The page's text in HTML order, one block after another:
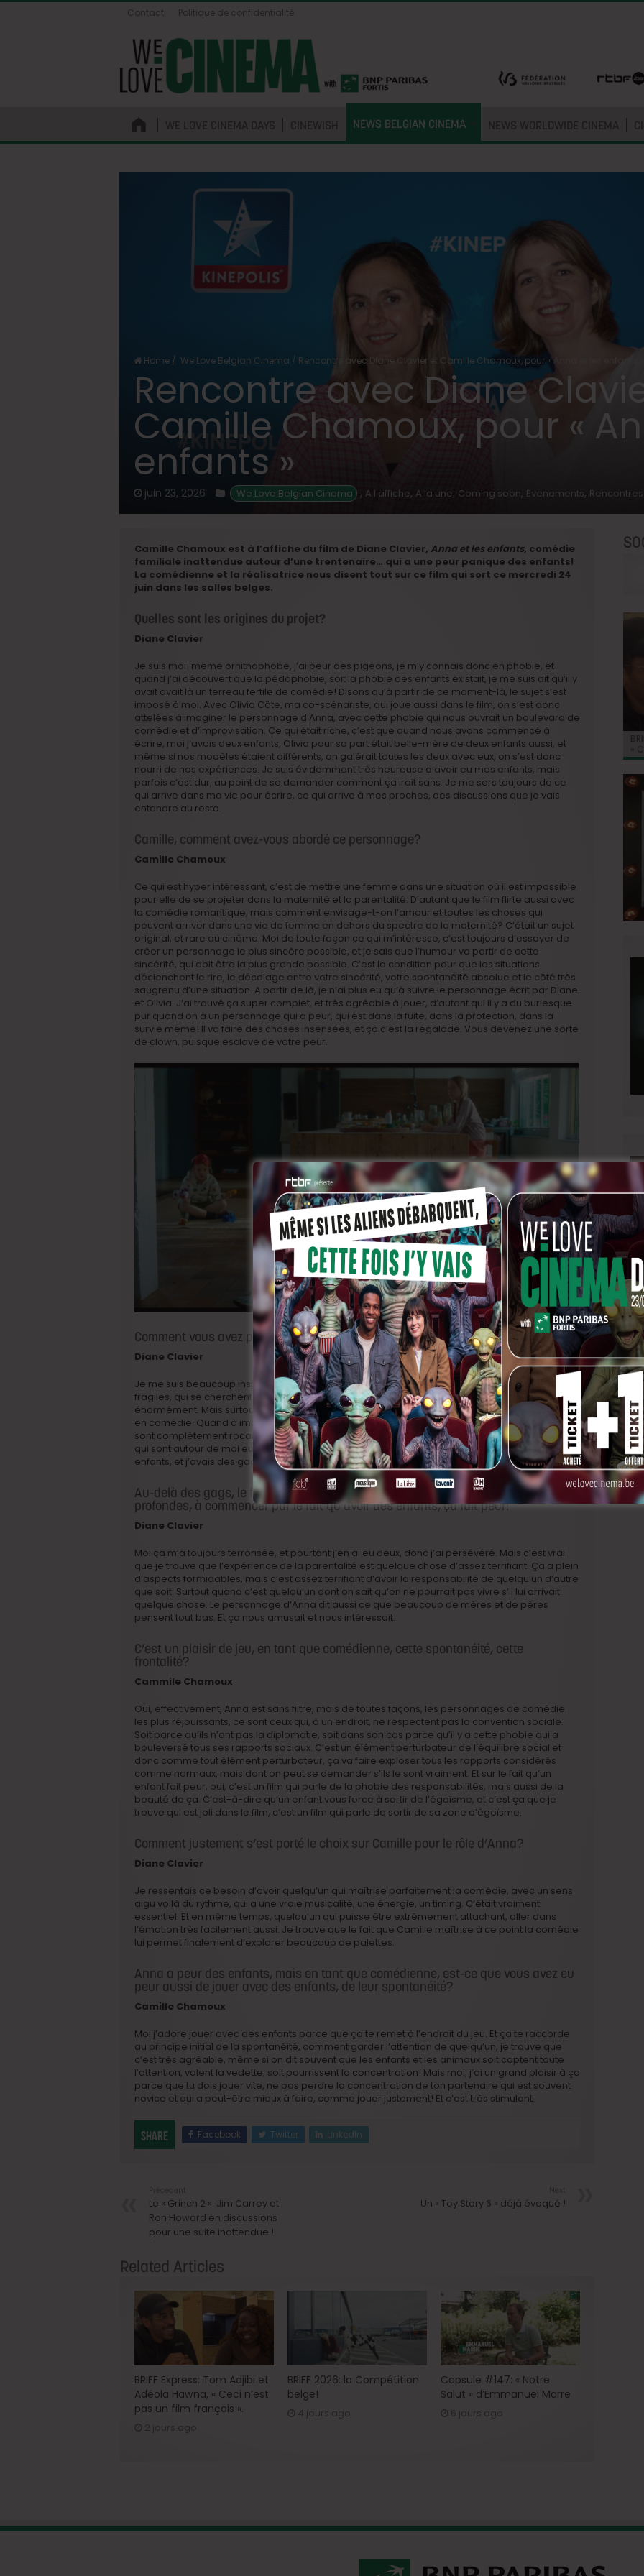
Contact Politique de confidentialité
WE LOVE CINEMA DAYS CINEWISH NEWS BELGIAN CINEMA NEWS WORLDWIDE CINEMA
Home / We Love Belgian Cinema / Rencontre avec Diane Clavier et Camille Chamoux, pour « Anna et les enfants »
Rencontre avec Diane
Camille Chamoux, pour «
enfants »
juin 23, 2026 We Love Belgian Cinema , A l'affiche, A la une, Coming soon, Evenements, Rencontres
Camille Chamoux est à l’affiche du film de Diane Clavier, Anna et les enfants, comédie
familiale inattendue autour d’une trentenaire… qui a une peur panique des enfants!
La comédienne et la réalisatrice nous disent tout sur ce film qui sort ce mercredi 24
juin dans les salles belges.
Quelles sont les origines du projet?
Diane Clavier
Je suis moi-même ornithophobe, j’ai peur des pigeons, je m’y connais donc en phobie, et
quand j’ai découvert que la pédophobie, soit la phobie des enfants existait, je me suis dit qu’il y
avait avait là un terreau fertile de comédie! Disons qu’à partir de ce moment-là, le sujet s’est
imposé à moi. Avec Olivia Côte, ma co-scénariste, qui joue aussi dans le film, on s’est donc
attelées à imaginer le personnage d’Anna, avec cette phobie qui nous ouvrait un boulevard de
comédie et d’improvisation. Ce qui était riche, c’est que quand nous avons commencé à
écrire, moi j’avais deux enfants, Olivia pour sa part était belle-mère de deux enfants aussi, et
même si nos modèles étaient différents, on galérait toutes les deux avec eux, on s’est donc
nourri de nos expériences. Je suis évidemment très heureuse d’avoir eu mes enfants, mais
parfois c’est dur, au point de se demander comment ça irait sans. Je me sers toujours de ce
qui arrive dans ma vie pour écrire, ce qui arrive à mes proches, des discussions que je vais
entendre au resto.
Camille, comment avez-vous abordé ce personnage?
Camille Chamoux
Ce qui est hyper intéressant, c’est de mettre une femme dans une situation où il est impossible
pour elle de se projeter dans la maternité et la parentalité. D’autant que le film flirte aussi avec
la comédie romantique, mais comment envisage-t-on l’amour et toutes les choses qui
peuvent arriver dans une vie de femme en dehors du spectre de la maternité? C’était un sujet
original, et rare au cinéma. Moi de toute façon ce qui m’intéresse, c’est toujours d’essayer de
créer un personnage le plus sincère possible, et je sais que l’humour va partir de cette
sincérité, qui doit être la plus grande possible. C’est la condition pour que les situations
déclenchent le rire, le décalage entre votre sincérité, votre spontanéité absolue et le côté très
saugrenu d’une situation. A partir de là, je n’ai plus eu qu’à suivre le personnage écrit par Diane
et Olivia. J’ai trouvé ça super complet, et très agréable à jouer, d’autant qui il y a du burlesque
pur quand on a un personnage qui a peur, qui est dans la fuite, dans la protection, dans la
survie même! Il va faire des choses insensées, et ça c’est la régalade. Vous devenez une sorte
de clown, puisque esclave de votre peur.
Comment vous avez pensé les outils de la comédie?
Diane Clavier
Je me suis beaucoup inspirée de films centrés autour de femmes un peu bancales, un peu
fragiles, qui se cherchent commeFrances Hapar exemple, des personnages qui me plaisent
énormément. Mais surtout, des films où le personnage féminin est central, et ça, c’est très rare
en comédie. Quand à imaginer les blagues, dans la vie j’ai des réactions face aux pigeons qui
sont complètement rocambolesques et absurdes, qui moi ne me font pas rire, mais les gens
qui sont autour de moi eux rient beaucoup. Il me suffisait de remplacer le pigeons par des
enfants, et j’avais des gags
(rires).
Au-delà des gags, le film permet également d’aborder des thématiques plus
profondes, à commencer par le fait qu’avoir des enfants, ça fait peur!
Diane Clavier
Moi ça m’a toujours terrorisée, et pourtant j’en ai eu deux, donc j’ai persévéré. Mais c’est vrai
que je trouve que l’expérience de la parentalité est quelque chose d’assez terrifiant. Ça a plein
d’aspects formidables, mais c’est assez terrifiant d’avoir la responsabilité de quelqu’un d’autre
que soit. Surtout quand c’est quelqu’un dont on sait qu’on ne pourrait pas vivre s’il lui arrivait
quelque chose. Le personnage d’Anna dit aussi ce que beaucoup de mères et de pères
pensent tout bas. Et ça nous amusait et nous intéressait.
C’est un plaisir de jeu, en tant que comédienne, cette spontanéité, cette
frontalité?
Cammile Chamoux
Oui, effectivement, Anna est sans filtre, mais de toutes façons, les personnages de comédie
les plus réjouissants, ce sont ceux qui, à un endroit, ne respectent pas la convention sociale.
Soit parce qu’ils n’ont pas la diplomatie, soit dans son cas parce qu’il y a cette phobie qui a
bouleversé tous ses rapports sociaux. C’est un élément perturbateur de l’équilibre social et
donc comme tout élément perturbateur, ça va faire exploser tous les rapports considérés
comme normaux, mais dont on peut se demander s’ils le sont vraiment. Et sur le fait qu’un
enfant fait peur, oui, c’est un film qui parle de la phobie des responsabilités, mais aussi de la
beauté de ça. C’est-à-dire qu’un enfant vous force à sortir de l’égoïsme, et c’est ça que je
trouve qui est joli dans le film, c’est un film qui parle de sortir de sa zone d’égoïsme.
Comment justement s’est porté le choix sur Camille pour le rôle d’Anna?
Diane Clavier
Je ressentais ce besoin d’avoir quelqu’un qui maîtrise parfaitement la comédie, avec un sens
aigu voilà du rythme, qui a une vraie musicalité, une énergie, un timing. C’était vraiment
essentiel. Et en même temps, quelqu’un qui puisse être extrêmement attachant, aller dans
l’émotion très facilement aussi. Je trouve que le fait que Camille maîtrise à ce point la comédie
lui permet finalement d’explorer beaucoup de palettes.
Anna a peur des enfants, mais en tant que comédienne, est-ce que vous avez eu
peur aussi de jouer avec des enfants, de leur spontanéité?
Camille Chamoux
Moi j’adore jouer avec des enfants parce que ça te remet à l’endroit du jeu. Et ça te raccorde
au principe initial de la spontanéité, comment garder l’attention de quelqu’un, je trouve que
c’est très agréable, même si on dit souvent que les enfants et les animaux soit captent toute
l’attention, volent la vedette, soit pourrissent la concentration! Mais moi, j’ai un grand plaisir à ça
parce que tu dois jouer vite, ne pas perdre la concentration de ton partenaire qui est souvent
novice et qui a peut-être mieux à faire, comme jouer justement! Et c’est très stimulant.
Share Facebook Twitter LinkedIn
Le « Grinch 2 »: Jim Carrey et
Ron Howard en discussions
pour une suite inattendue !
Un « Toy Story 6 » déjà évoqué !
Related Articles
BRIFF Express: Tom Adjibi et
Adéola Hawna, « Ceci n’est
pas un film français ».
2 jours ago
BRIFF 2026: la Compétition
belge!
4 jours ago
Capsule #147: « Notre
Salut » d’Emmanuel Marre
6 jours ago
«
du
«